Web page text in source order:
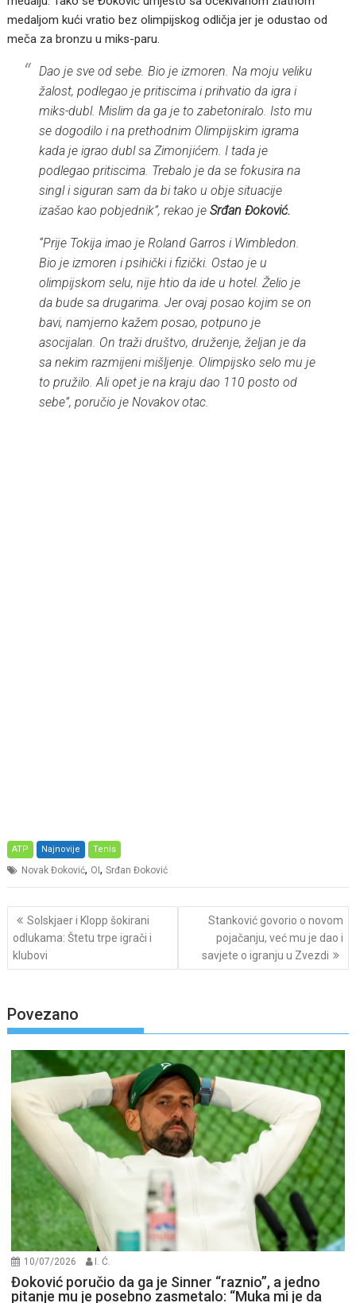
medaljom kući vratio bez olimpijskog odličja jer je odustao od
meča za bronzu u miks-paru.
Dao je sve od sebe. Bio je izmoren. Na moju veliku
žalost, podlegao je pritiscima i prihvatio da igra i
miks-dubl. Mislim da ga je to zabetoniralo. Isto mu
se dogodilo i na prethodnim Olimpijskim igrama
kada je igrao dubl sa Zimonjićem. I tada je
podlegao pritiscima. Trebalo je da se fokusira na
singl i siguran sam da bi tako u obje situacije
izašao kao pobjednik”, rekao jeSrđan Đoković.
“Prije Tokija imao je Roland Garros i Wimbledon.
Bio je izmoren i psihički i fizički. Ostao je u
olimpijskom selu, nije htio da ide u hotel. Želio je
da bude sa drugarima. Jer ovaj posao kojim se on
bavi, namjerno kažem posao, potpuno je
asocijalan. On traži društvo, druženje, željan je da
sa nekim razmijeni mišljenje. Olimpijsko selo mu je
to pružilo. Ali opet je na kraju dao 110 posto od
sebe”, poručio je Novakov otac.
ATP Najnovije Tenis
Novak Đoković, OI,Srđan Đoković
Post
navigation
Solskjaer i Klopp šokirani
odlukama: Štetu trpe igrači i
klubovi
Stanković govorio o novom
pojačanju, već mu je dao i
savjete o igranju u Zvezdi
Povezano
10/07/2026 I. Ć.
Đoković poručio da ga je Sinner “raznio”, a jedno
pitanje mu je posebno zasmetalo: “Muka mi je da